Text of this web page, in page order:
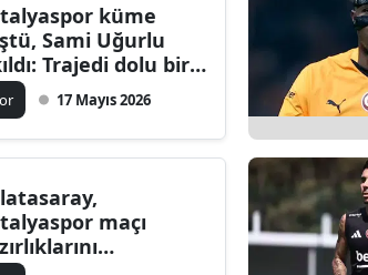
Çorum
Denizli
Diyarbakır
Edirne
küme
Sami Uğurlu
Trajedi dolu bir
17 Mayıs 2026
maçı